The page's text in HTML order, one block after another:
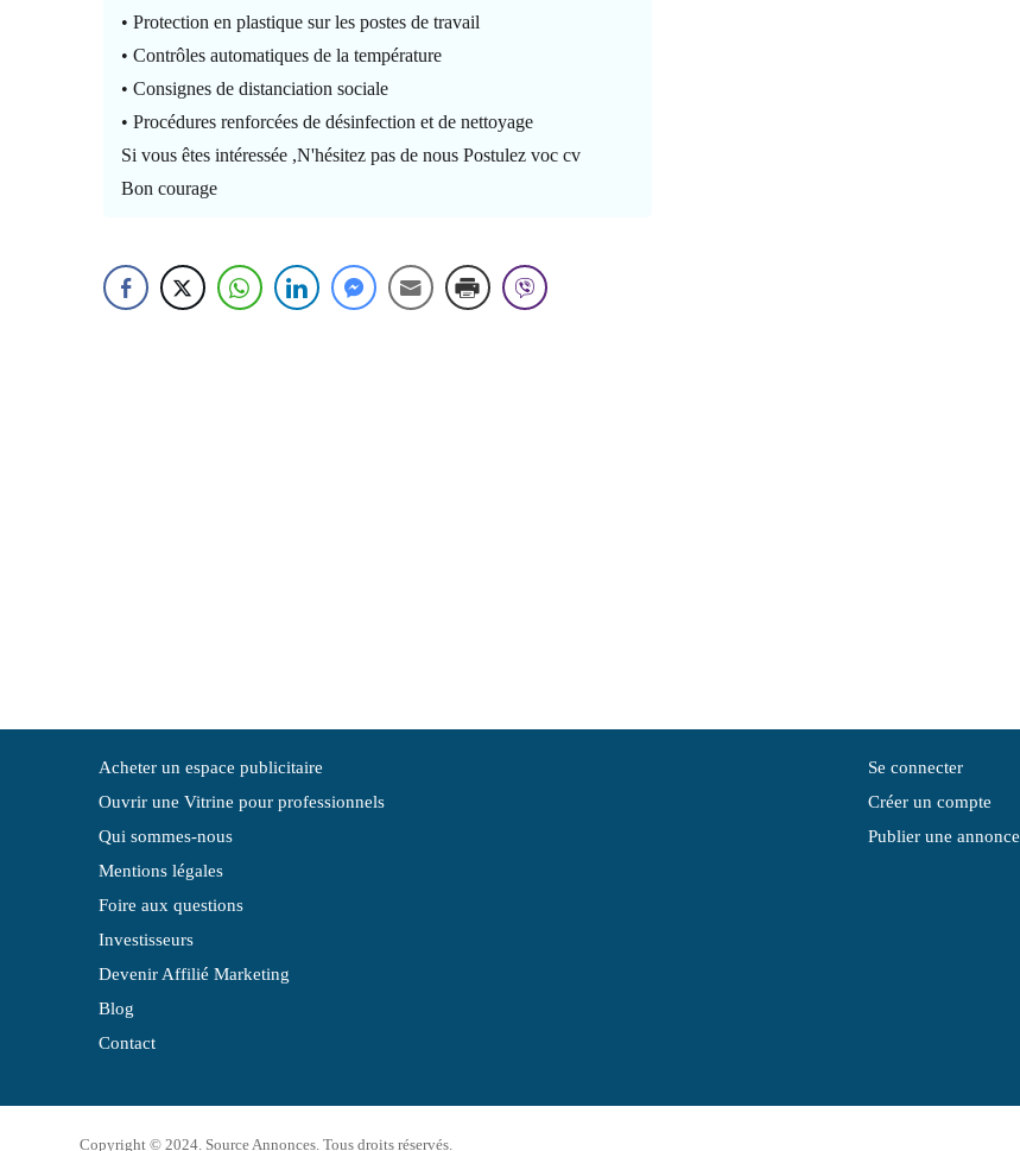
• Protection en plastique sur les postes de travail
• Contrôles automatiques de la température
• Consignes de distanciation sociale
• Procédures renforcées de désinfection et de nettoyage
Si vous êtes intéressée ,N'hésitez pas de nous Postulez voc cv
Bon courage
Acheter un espace publicitaire
Ouvrir une Vitrine pour professionnels
Qui sommes-nous
Mentions légales
Foire aux questions
Investisseurs
Devenir Affilié Marketing
Blog
Contact
Se connecter
Créer un compte
Publier une annonce
Copyright © 2024. Source Annonces. Tous droits réservés.